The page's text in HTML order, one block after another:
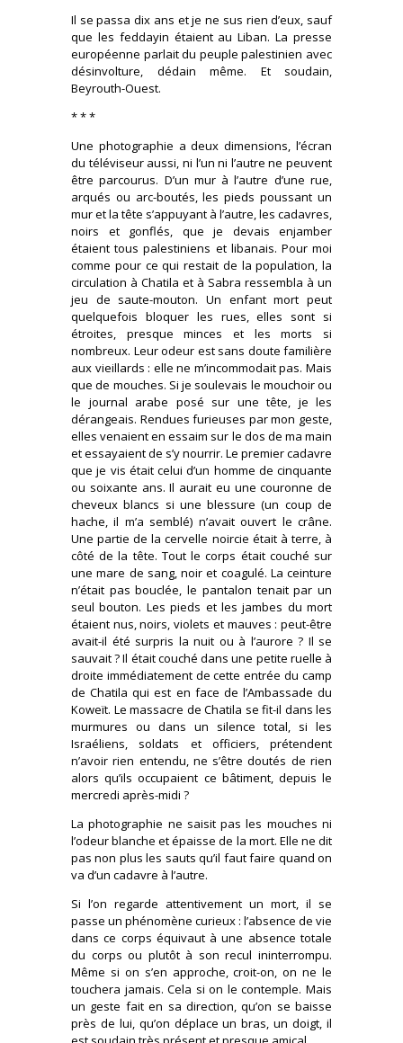
Il se passa dix ans et je ne sus rien d’eux, sauf
que les feddayin étaient au Liban. La presse
européenne parlait du peuple palestinien avec
désinvolture, dédain même. Et soudain,
Beyrouth-Ouest.
* * *
Une photographie a deux dimensions, l’écran
du téléviseur aussi, ni l’un ni l’autre ne peuvent
être parcourus. D’un mur à l’autre d’une rue,
arqués ou arc-boutés, les pieds poussant un
mur et la tête s’appuyant à l’autre, les cadavres,
noirs et gonflés, que je devais enjamber
étaient tous palestiniens et libanais. Pour moi
comme pour ce qui restait de la population, la
circulation à Chatila et à Sabra ressembla à un
jeu de saute-mouton. Un enfant mort peut
quelquefois bloquer les rues, elles sont si
étroites, presque minces et les morts si
nombreux. Leur odeur est sans doute familière
aux vieillards : elle ne m’incommodait pas. Mais
que de mouches. Si je soulevais le mouchoir ou
le journal arabe posé sur une tête, je les
dérangeais. Rendues furieuses par mon geste,
elles venaient en essaim sur le dos de ma main
et essayaient de s’y nourrir. Le premier cadavre
que je vis était celui d’un homme de cinquante
ou soixante ans. Il aurait eu une couronne de
cheveux blancs si une blessure (un coup de
hache, il m’a semblé) n’avait ouvert le crâne.
Une partie de la cervelle noircie était à terre, à
côté de la tête. Tout le corps était couché sur
une mare de sang, noir et coagulé. La ceinture
n’était pas bouclée, le pantalon tenait par un
seul bouton. Les pieds et les jambes du mort
étaient nus, noirs, violets et mauves : peut-être
avait-il été surpris la nuit ou à l’aurore ? Il se
sauvait ? Il était couché dans une petite ruelle à
droite immédiatement de cette entrée du camp
de Chatila qui est en face de l’Ambassade du
Koweït. Le massacre de Chatila se fit-il dans les
murmures ou dans un silence total, si les
Israéliens, soldats et officiers, prétendent
n’avoir rien entendu, ne s’être doutés de rien
alors qu’ils occupaient ce bâtiment, depuis le
mercredi après-midi ?
La photographie ne saisit pas les mouches ni
l’odeur blanche et épaisse de la mort. Elle ne dit
pas non plus les sauts qu’il faut faire quand on
va d’un cadavre à l’autre.
Si l’on regarde attentivement un mort, il se
passe un phénomène curieux : l’absence de vie
dans ce corps équivaut à une absence totale
du corps ou plutôt à son recul ininterrompu.
Même si on s’en approche, croit-on, on ne le
touchera jamais. Cela si on le contemple. Mais
un geste fait en sa direction, qu’on se baisse
près de lui, qu’on déplace un bras, un doigt, il